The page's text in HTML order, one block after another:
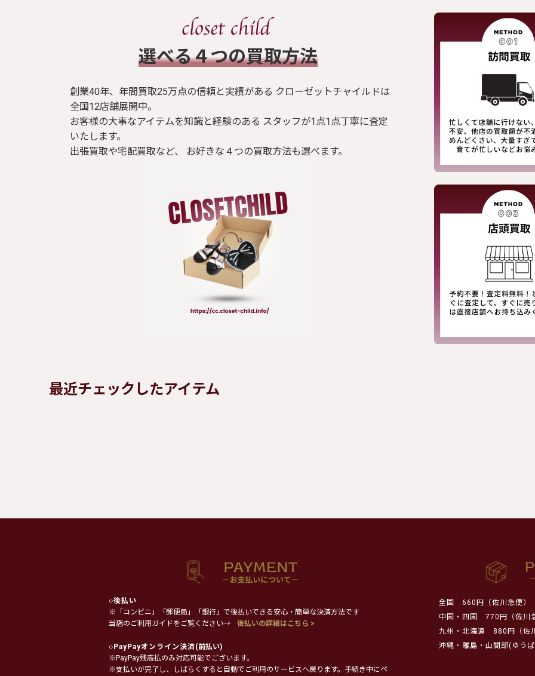
​選べる４つの買取方法
創業40年、年間買取25万点の信頼と実績がある クローゼットチャイルドは
全国12店舗展開中。
お客様の大事なアイテムを知識と経験のある スタッフが1点1点丁寧に査定
いたします。
出張買取や宅配買取など、 お好きな４つの買取方法も選べます。
最近チェックしたアイテム
○後払い
※「コンビニ」「郵便局」「銀行」で後払いできる安心・簡単な決済方法です
当店のご利用ガイドをご覧ください→
後払いの詳細はこちら >
○PayPayオンライン決済(前払い)
※PayPay残高払のみ対応可能でございます。
※支払いが完了し、しばらくすると自動でご利用のサービスへ戻ります。手続き中にペ
全国
660円（佐川急便）
中国・四国
770円（佐川
九州・北海道
880円（佐
沖縄・離島・山間部(ゆう